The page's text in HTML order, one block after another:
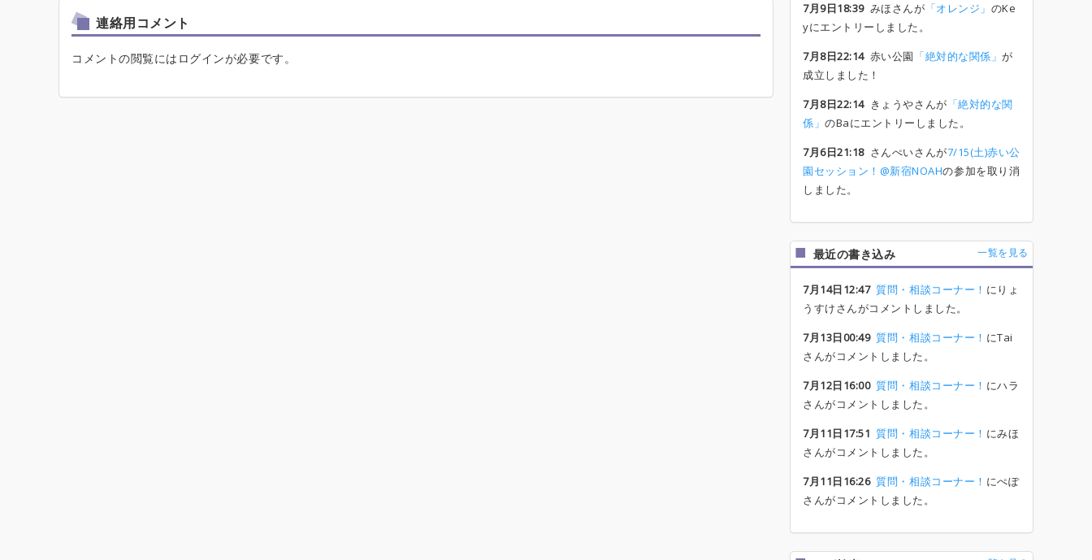
連絡用コメント
コメントの閲覧にはログインが必要です。
7月9日18:39みほさんが 「オレンジ」 のKe
yにエントリーしました。
7月8日22:14赤い公園 「絶対的な関係」が
成立しました！
7月8日22:14きょうやさんが 「絶対的な関
係」のBaにエントリーしました。
7月6日21:18さんぺいさんが7/15(土)赤い公
園セッション！@新宿NOAHの参加を取り消
しました。
最近の書き込み 一覧を見る
7月14日12:47 質問・相談コーナー！ にりょ
うすけさんがコメントしました。
7月13日00:49 質問・相談コーナー！ にTai
さんがコメントしました。
7月12日16:00 質問・相談コーナー！ にハラ
さんがコメントしました。
7月11日17:51 質問・相談コーナー！ にみほ
さんがコメントしました。
7月11日16:26 質問・相談コーナー！ にぺぽ
さんがコメントしました。